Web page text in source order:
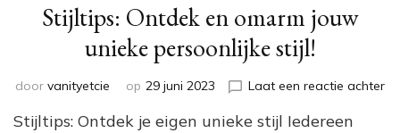
Stijltips: Ontdek en omarm jouw
unieke persoonlijke stijl!
door vanityetcie op 29 juni 2023 Laat een reactie achterop
Stijltips: Ontdek je eigen unieke stijl Iedereen